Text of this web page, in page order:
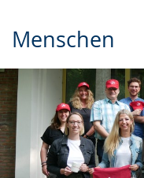
Menschen